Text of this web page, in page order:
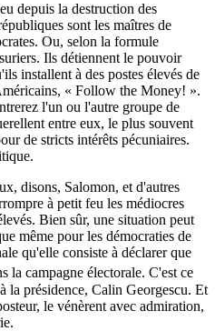
depuis la destruction des
sont les maîtres de
Ou, selon la formule
Ils détiennent le pouvoir
installent à des postes élevés de
« Follow the Money! ».
l'un ou l'autre groupe de
entre eux, le plus souvent
de stricts intérêts pécuniaires.
disons, Salomon, et d'autres
à petit feu les médiocres
Bien sûr, une situation peut
même pour les démocraties de
qu'elle consiste à déclarer que
la campagne électorale. C'est ce
la présidence, Calin Georgescu. Et
le vénèrent avec admiration,